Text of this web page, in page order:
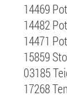
14469
14482
14471
15859
03185
17268